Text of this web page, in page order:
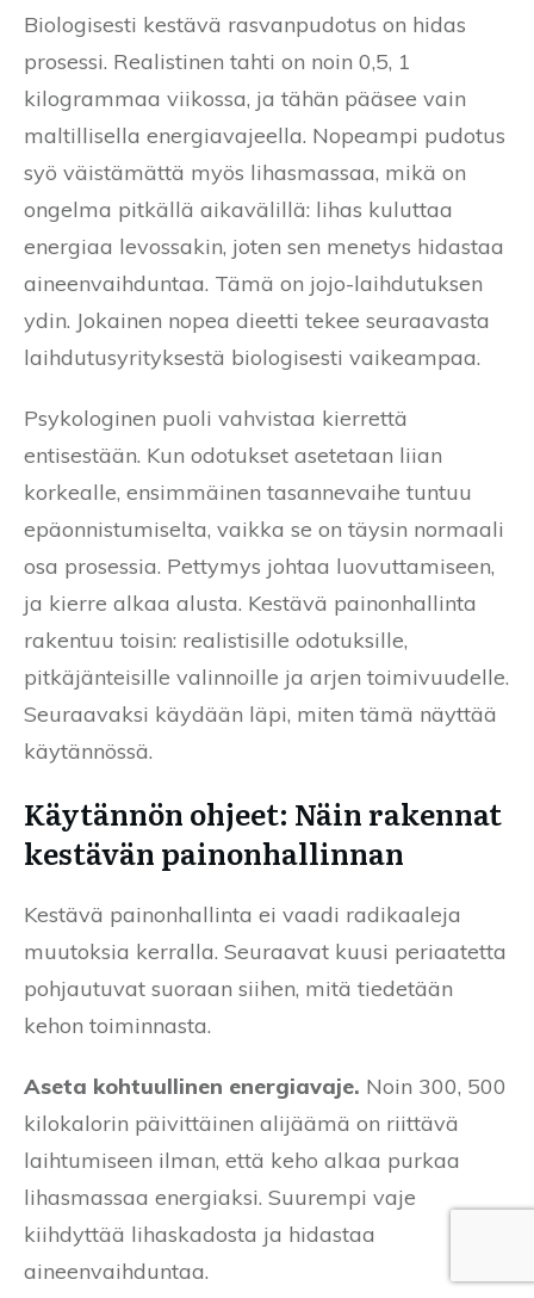
Biologisesti kestävä rasvanpudotus on hidas
prosessi. Realistinen tahti on noin 0,5, 1
kilogrammaa viikossa, ja tähän pääsee vain
maltillisella energiavajeella. Nopeampi pudotus
syö väistämättä myös lihasmassaa, mikä on
ongelma pitkällä aikavälillä: lihas kuluttaa
energiaa levossakin, joten sen menetys hidastaa
aineenvaihduntaa. Tämä on jojo-laihdutuksen
ydin. Jokainen nopea dieetti tekee seuraavasta
laihdutusyrityksestä biologisesti vaikeampaa.
Psykologinen puoli vahvistaa kierrettä
entisestään. Kun odotukset asetetaan liian
korkealle, ensimmäinen tasannevaihe tuntuu
epäonnistumiselta, vaikka se on täysin normaali
osa prosessia. Pettymys johtaa luovuttamiseen,
ja kierre alkaa alusta. Kestävä painonhallinta
rakentuu toisin: realistisille odotuksille,
pitkäjänteisille valinnoille ja arjen toimivuudelle.
Seuraavaksi käydään läpi, miten tämä näyttää
käytännössä.
Käytännön ohjeet: Näin rakennat
kestävän painonhallinnan
Kestävä painonhallinta ei vaadi radikaaleja
muutoksia kerralla. Seuraavat kuusi periaatetta
pohjautuvat suoraan siihen, mitä tiedetään
kehon toiminnasta.
Aseta kohtuullinen energiavaje. Noin 300, 500
kilokalorin päivittäinen alijäämä on riittävä
laihtumiseen ilman, että keho alkaa purkaa
lihasmassaa energiaksi. Suurempi vaje
kiihdyttää lihaskadosta ja hidastaa
aineenvaihduntaa.